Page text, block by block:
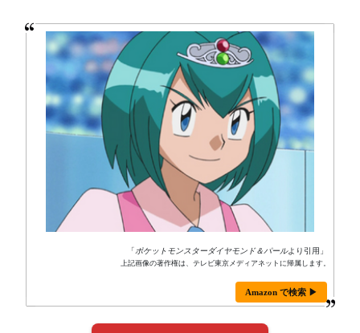
「ポケットモンスターダイヤモンド＆パールより引用」
上記画像の著作権は、テレビ東京メディアネットに帰属します。
Amazon で検索 ▶